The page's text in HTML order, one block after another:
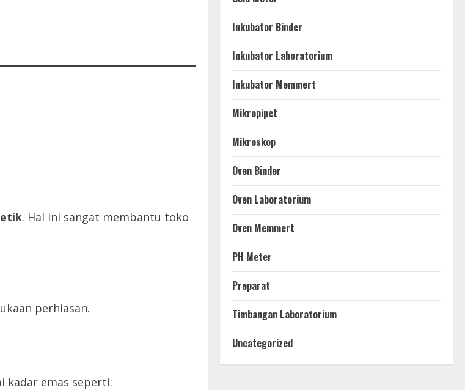
. Hal ini sangat membantu toko
perhiasan.
kadar emas seperti:
Inkubator Binder
Inkubator Laboratorium
Inkubator Memmert
Mikropipet
Mikroskop
Oven Binder
Oven Laboratorium
Oven Memmert
PH Meter
Preparat
Timbangan Laboratorium
Uncategorized